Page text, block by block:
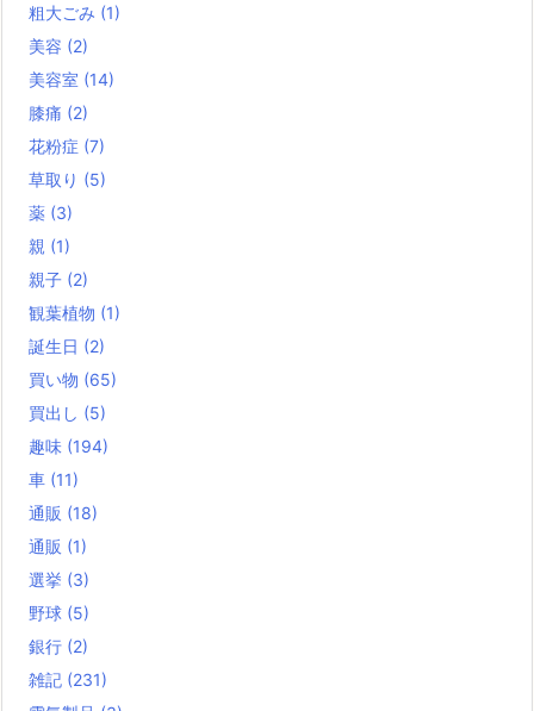
粗大ごみ (1)
美容 (2)
美容室 (14)
膝痛 (2)
花粉症 (7)
草取り (5)
薬 (3)
親 (1)
親子 (2)
観葉植物 (1)
誕生日 (2)
買い物 (65)
買出し (5)
趣味 (194)
車 (11)
通販 (18)
通販 (1)
選挙 (3)
野球 (5)
銀行 (2)
雑記 (231)